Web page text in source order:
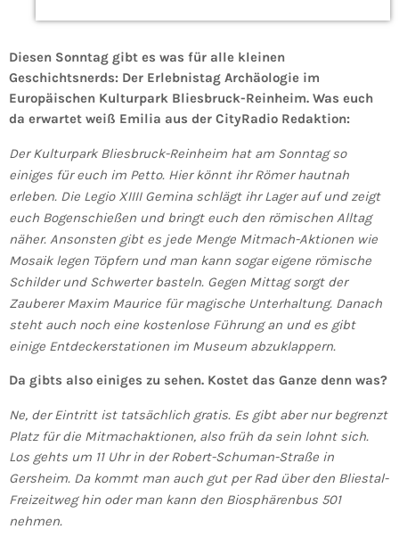
Diesen Sonntag gibt es was für alle kleinen
Geschichtsnerds: Der Erlebnistag Archäologie im
Europäischen Kulturpark Bliesbruck-Reinheim. Was euch
da erwartet weiß Emilia aus der CityRadio Redaktion:
Der Kulturpark Bliesbruck-Reinheim hat am Sonntag so
einiges für euch im Petto. Hier könnt ihr Römer hautnah
erleben. Die Legio XIIII Gemina schlägt ihr Lager auf und zeigt
euch Bogenschießen und bringt euch den römischen Alltag
näher. Ansonsten gibt es jede Menge Mitmach-Aktionen wie
Mosaik legen Töpfern und man kann sogar eigene römische
Schilder und Schwerter basteln. Gegen Mittag sorgt der
Zauberer Maxim Maurice für magische Unterhaltung. Danach
steht auch noch eine kostenlose Führung an und es gibt
einige Entdeckerstationen im Museum abzuklappern.
Da gibts also einiges zu sehen. Kostet das Ganze denn was?
Ne, der Eintritt ist tatsächlich gratis. Es gibt aber nur begrenzt
Platz für die Mitmachaktionen, also früh da sein lohnt sich.
Los gehts um 11 Uhr in der Robert-Schuman-Straße in
Gersheim. Da kommt man auch gut per Rad über den Bliestal-
Freizeitweg hin oder man kann den Biosphärenbus 501
nehmen.